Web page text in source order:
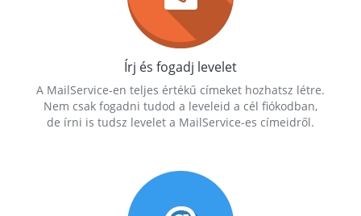
Írj és fogadj levelet
A MailService-en teljes értékű címeket hozhatsz létre.
Nem csak fogadni tudod a leveleid a cél fiókodban,
de írni is tudsz levelet a MailService-es címeidről.